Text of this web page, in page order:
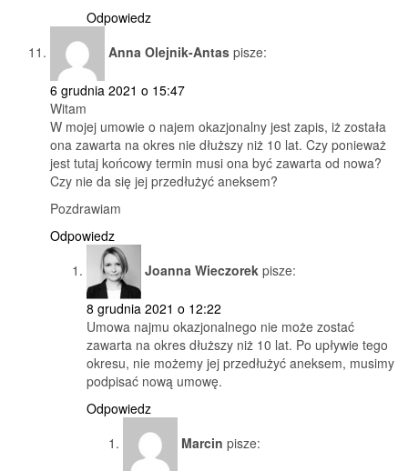
Odpowiedz
Anna Olejnik-Antas pisze:
6 grudnia 2021 o 15:47
Witam
W mojej umowie o najem okazjonalny jest zapis, iż została
ona zawarta na okres nie dłuższy niż 10 lat. Czy ponieważ
jest tutaj końcowy termin musi ona być zawarta od nowa?
Czy nie da się jej przedłużyć aneksem?
Pozdrawiam
Odpowiedz
Joanna Wieczorek pisze:
8 grudnia 2021 o 12:22
Umowa najmu okazjonalnego nie może zostać
zawarta na okres dłuższy niż 10 lat. Po upływie tego
okresu, nie możemy jej przedłużyć aneksem, musimy
podpisać nową umowę.
Odpowiedz
Marcin pisze: